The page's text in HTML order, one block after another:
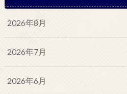
2026年8月
2026年7月
2026年6月